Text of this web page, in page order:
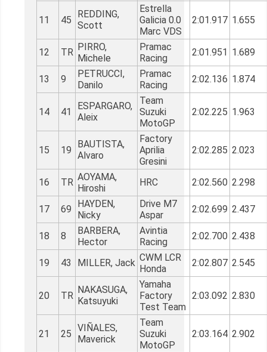
11 45
REDDING,
Scott
Estrella
Galicia 0.0
Marc VDS
2:01.917 1.655
12 TR PIRRO,
Michele
Pramac
Racing
2:01.951 1.689
13 9
PETRUCCI,
Danilo
Pramac
Racing
2:02.136 1.874
14 41
ESPARGARO,
Aleix
Team
Suzuki
MotoGP
2:02.225 1.963
15 19
BAUTISTA,
Alvaro
Factory
Aprilia
Gresini
2:02.285 2.023
16 TR AOYAMA,
Hiroshi
HRC 2:02.560 2.298
17 69
HAYDEN,
Nicky
Drive M7
Aspar
2:02.699 2.437
18 8
BARBERA,
Hector
Avintia
Racing
2:02.700 2.438
19 43 MILLER, Jack CWM LCR
Honda
2:02.807 2.545
20 TR
NAKASUGA,
Katsuyuki
Yamaha
Factory
Test Team
2:03.092 2.830
21 25
VIÑALES,
Maverick
Team
Suzuki
MotoGP
2:03.164 2.902